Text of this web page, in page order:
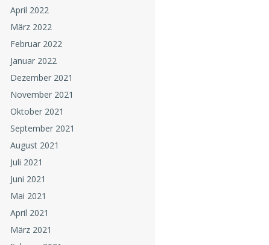
April 2022
März 2022
Februar 2022
Januar 2022
Dezember 2021
November 2021
Oktober 2021
September 2021
August 2021
Juli 2021
Juni 2021
Mai 2021
April 2021
März 2021